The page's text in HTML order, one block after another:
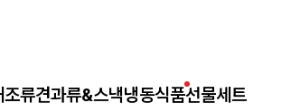
류견과류&스낵냉동식품선물세트